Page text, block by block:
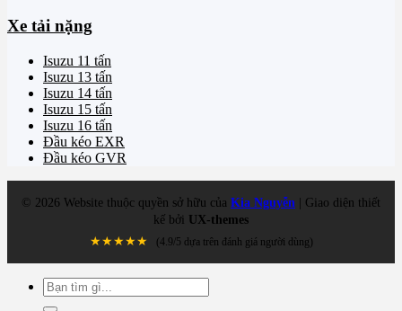
Xe tải nặng
Isuzu 11 tấn
Isuzu 13 tấn
Isuzu 14 tấn
Isuzu 15 tấn
Isuzu 16 tấn
Đầu kéo EXR
Đầu kéo GVR
© 2026 Website thuộc quyền sở hữu của Kia Nguyễn | Giao diện thiết
kế bởi UX-themes
★★★★★
(4.9/5 dựa trên đánh giá người dùng)
Tìm
kiếm: